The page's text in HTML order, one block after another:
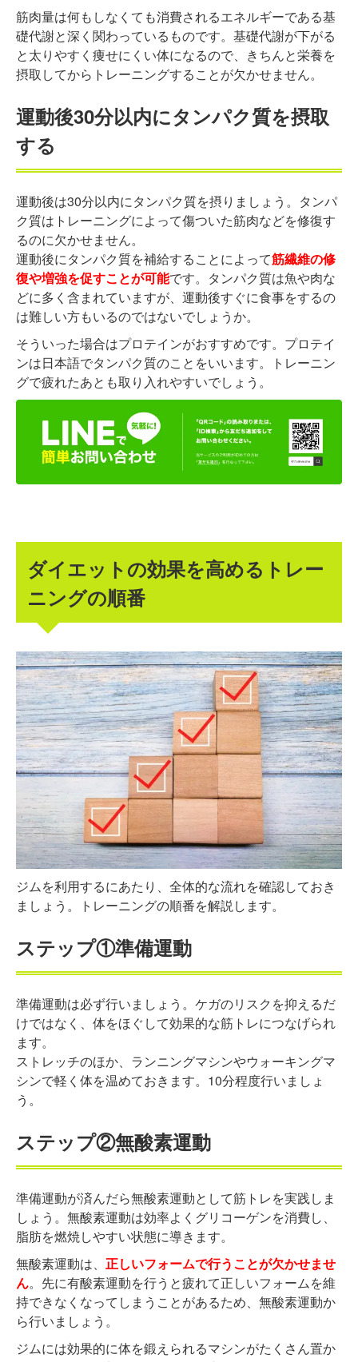
筋肉量は何もしなくても消費されるエネルギーである基
礎代謝と深く関わっているものです。基礎代謝が下がる
と太りやすく痩せにくい体になるので、きちんと栄養を
摂取してからトレーニングすることが欠かせません。
運動後30分以内にタンパク質を摂取
する
運動後は30分以内にタンパク質を摂りましょう。タンパ
ク質はトレーニングによって傷ついた筋肉などを修復す
るのに欠かせません。
運動後にタンパク質を補給することによって筋繊維の修
復や増強を促すことが可能です。タンパク質は魚や肉な
どに多く含まれていますが、運動後すぐに食事をするの
は難しい方もいるのではないでしょうか。
そういった場合はプロテインがおすすめです。プロテイ
ンは日本語でタンパク質のことをいいます。トレーニン
グで疲れたあとも取り入れやすいでしょう。
ダイエットの効果を高めるトレー
ニングの順番
ジムを利用するにあたり、全体的な流れを確認しておき
ましょう。トレーニングの順番を解説します。
ステップ①準備運動
準備運動は必ず行いましょう。ケガのリスクを抑えるだ
けではなく、体をほぐして効果的な筋トレにつなげられ
ます。
ストレッチのほか、ランニングマシンやウォーキングマ
シンで軽く体を温めておきます。10分程度行いましょ
う。
ステップ②無酸素運動
準備運動が済んだら無酸素運動として筋トレを実践しま
しょう。無酸素運動は効率よくグリコーゲンを消費し、
脂肪を燃焼しやすい状態に導きます。
無酸素運動は、 正しいフォームで行うことが欠かせませ
ん。先に有酸素運動を行うと疲れて正しいフォームを維
持できなくなってしまうことがあるため、無酸素運動か
ら行いましょう。
ジムには効果的に体を鍛えられるマシンがたくさん置か